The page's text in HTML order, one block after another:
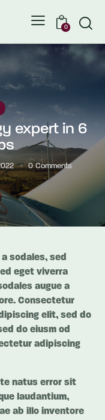
0
expert in 6
0 Comments
sodales, sed
eget viverra
augue a
Consectetur
elit, sed do
do eiusm od
adipiscing
natus error sit
laudantium,
ab illo inventore